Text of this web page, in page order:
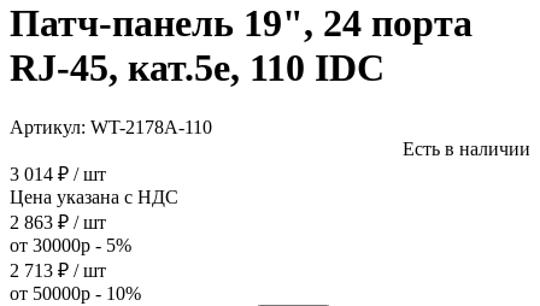
Патч-панель 19", 24 порта
RJ-45, кат.5e, 110 IDC
Артикул: WT-2178A-110
Есть в наличии
3 014 ₽ / шт
Цена указана с НДС
2 863 ₽ / шт
от 30000р - 5%
2 713 ₽ / шт
от 50000р - 10%